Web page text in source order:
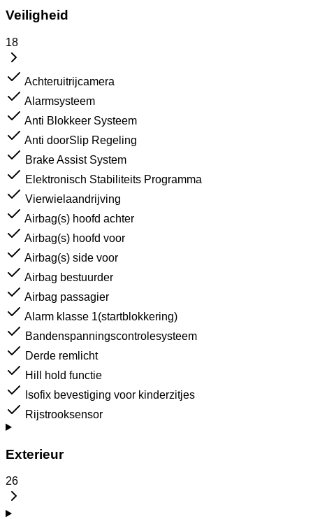
Veiligheid
18
Achteruitrijcamera
Alarmsysteem
Anti Blokkeer Systeem
Anti doorSlip Regeling
Brake Assist System
Elektronisch Stabiliteits Programma
Vierwielaandrijving
Airbag(s) hoofd achter
Airbag(s) hoofd voor
Airbag(s) side voor
Airbag bestuurder
Airbag passagier
Alarm klasse 1(startblokkering)
Bandenspanningscontrolesysteem
Derde remlicht
Hill hold functie
Isofix bevestiging voor kinderzitjes
Rijstrooksensor
Exterieur
26